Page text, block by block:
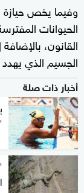
وفيما يخص حيازة
الحيوانات
القانون،
الجسيم الذي يهدد
أخبار ذات صلة